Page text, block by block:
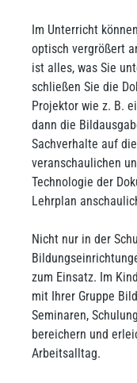
Im Unterricht
optisch vergrößert
ist alles, was Sie
schließen Sie die
Projektor wie z. B.
dann die
Sachverhalte auf
veranschaulichen
Technologie der
Lehrplan
Nicht nur in der
zum Einsatz. Im
mit Ihrer Gruppe
Seminaren,
bereichern und
Arbeitsalltag.